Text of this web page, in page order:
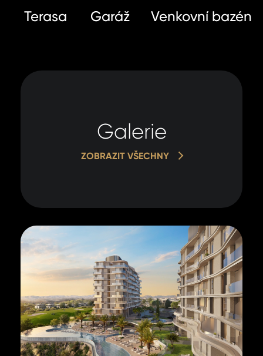
Terasa Garáž Venkovní bazén
Galerie
ZOBRAZIT VŠECHNY